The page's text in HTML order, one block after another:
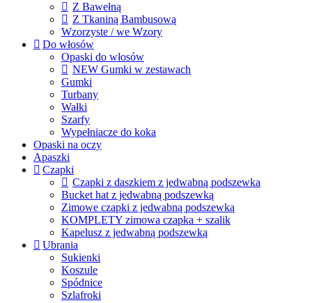
Z Bawełną
Z Tkaniną Bambusową
Wzorzyste / we Wzory
Do włosów
Opaski do włosów
NEW Gumki w zestawach
Gumki
Turbany
Wałki
Szarfy
Wypełniacze do koka
Opaski na oczy
Apaszki
Czapki
Czapki z daszkiem z jedwabną podszewka
Bucket hat z jedwabną podszewką
Zimowe czapki z jedwabną podszewką
KOMPLETY zimowa czapka + szalik
Kapelusz z jedwabną podszewką
Ubrania
Sukienki
Koszule
Spódnice
Szlafroki